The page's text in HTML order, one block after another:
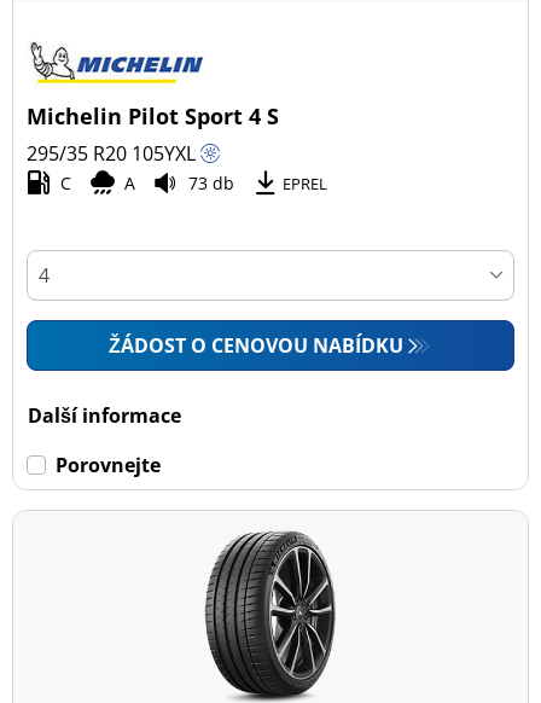
Michelin Pilot Sport 4 S
295/35 R20 105YXL
C A 73 db EPREL
ŽÁDOST O CENOVOU NABÍDKU
Další informace
Porovnejte